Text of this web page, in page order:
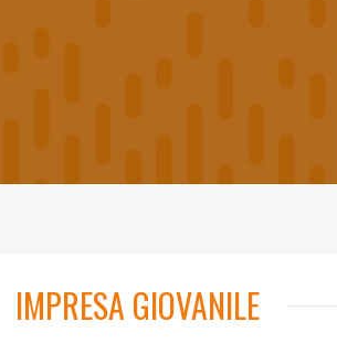
IMPRESA GIOVANILE